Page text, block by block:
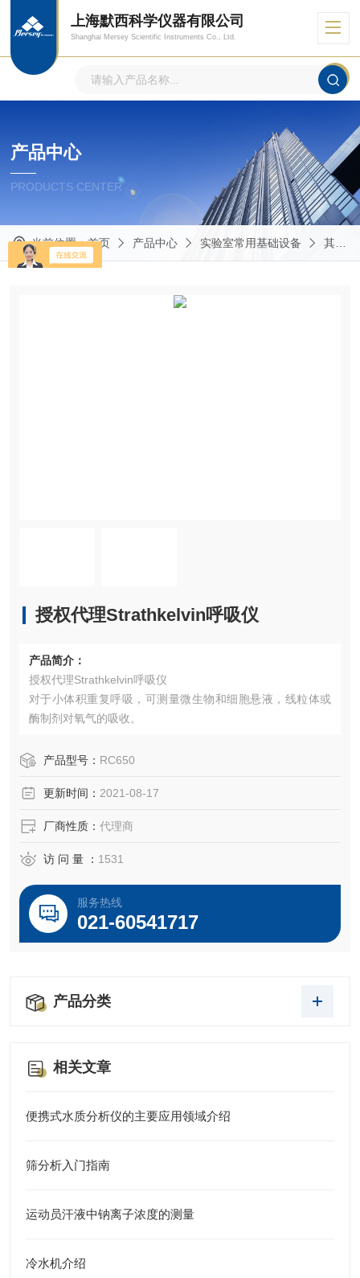
上海默西科学仪器有限公司
Shanghai Mersey Scientific Instruments Co., Ltd.
产品中心
PRODUCTS CENTER
当前位置：首页 产品中心 实验室常用基础设备 其他实验室常用仪器设备
授权代理Strathkelvin呼吸仪
产品简介：
授权代理Strathkelvin呼吸仪
对于小体积重复呼吸，可测量微生物和细胞悬液，线粒体或
酶制剂对氧气的吸收。
产品型号： RC650
更新时间： 2021-08-17
厂商性质： 代理商
访 问 量 ： 1531
服务热线
021-60541717
产品分类
相关文章
便携式水质分析仪的主要应用领域介绍
筛分析入门指南
运动员汗液中钠离子浓度的测量
冷水机介绍